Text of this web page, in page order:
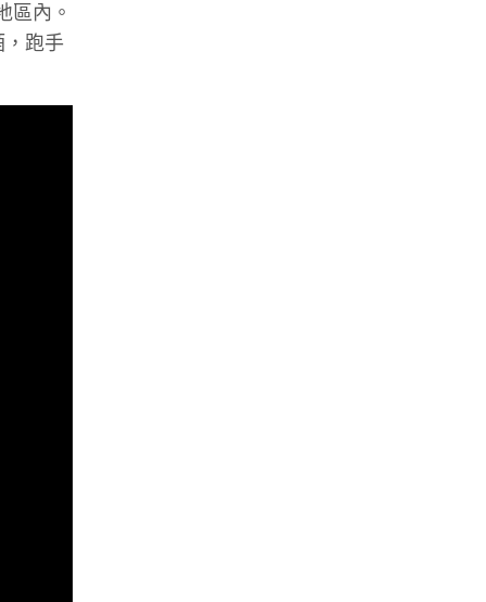
區內。
，跑手